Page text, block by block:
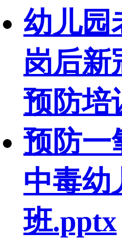
幼儿园
岗后新
预防培
预防一
中毒幼
班.pptx